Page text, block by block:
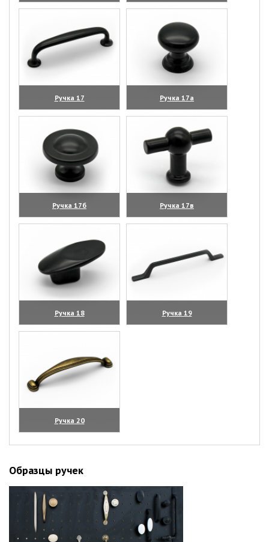
(увеличить)
(увеличить)
Ручка 17
(увеличить)
Ручка 17а
(увеличить)
Ручка 17б
(увеличить)
Ручка 17в
(увеличить)
Ручка 18
(увеличить)
Ручка 19
(увеличить)
Ручка 20
(увеличить)
Образцы ручек